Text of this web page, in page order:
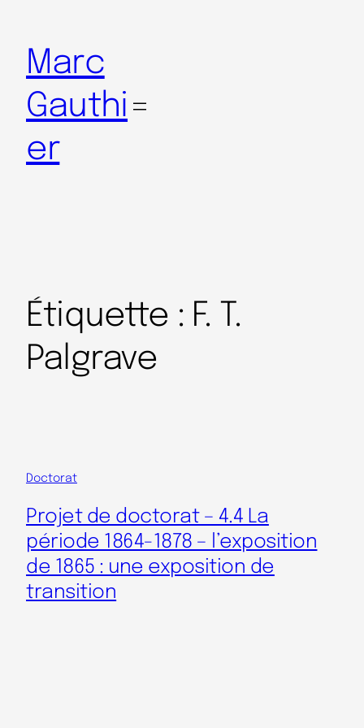
Marc
Gauthi
er
Étiquette : F. T.
Palgrave
Doctorat
Projet de doctorat – 4.4 La
période 1864-1878 – l’exposition
de 1865 : une exposition de
transition